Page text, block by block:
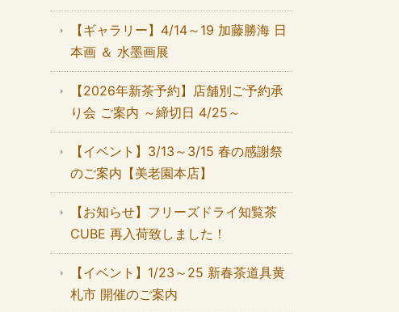
【ギャラリー】4/14～19 加藤勝海 日
本画 ＆ 水墨画展
【2026年新茶予約】店舗別ご予約承
り会 ご案内 ～締切日 4/25～
【イベント】3/13～3/15 春の感謝祭
のご案内【美老園本店】
【お知らせ】フリーズドライ知覧茶
CUBE 再入荷致しました！
【イベント】1/23～25 新春茶道具黄
札市 開催のご案内